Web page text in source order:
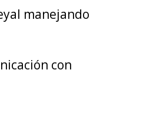
manejando
con